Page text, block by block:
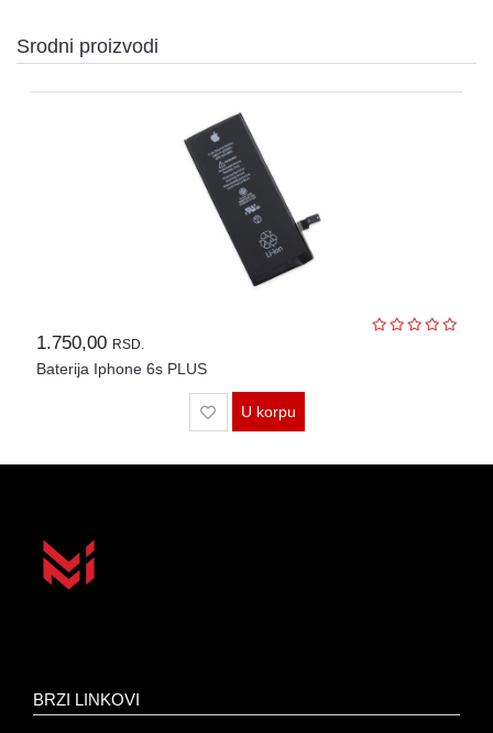
Srodni proizvodi
1.750,00 RSD.
Baterija Iphone 6s PLUS
U korpu
BRZI LINKOVI